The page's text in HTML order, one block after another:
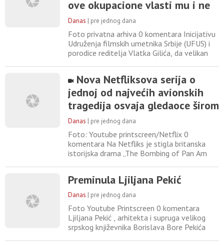
polaznici,
ove okupacione vlasti mu i ne
treba grobno mesto“
Danas | pre jednog dana
Foto privatna arhiva 0 komentara Inicijativu
Udruženja filmskih umetnika Srbije (UFUS) i
porodice reditelja Vlatka Gilića, da velikan
ikakvog obrazloženja odbila je gradska
Komisija za ocenu opravdanosti ko zaslužuje
ovo počasno grobno mesto. U kratkom
odgovoru
Nova Netfliksova serija o
jednoj od najvećih avionskih
tragedija osvaja gledaoce širom
sveta
Danas | pre jednog dana
Foto: Youtube printscreen/Netflix 0
komentara Na Netfliks je stigla britanska
istorijska drama „The Bombing of Pan Am
istoriji vazduhoplovstva i opsežnu
međunarodnu istragu koja je usledila. Serija
je privukla veliku pažnju gledalaca i trenutno
zauzima drugo mesto među najgledanijim
Preminula Ljiljana Pekić
Danas | pre jednog dana
Foto Youtube Printscreen 0 komentara
Ljiljana Pekić , arhitekta i supruga velikog
srpskog književnika Borislava Bore Pekića